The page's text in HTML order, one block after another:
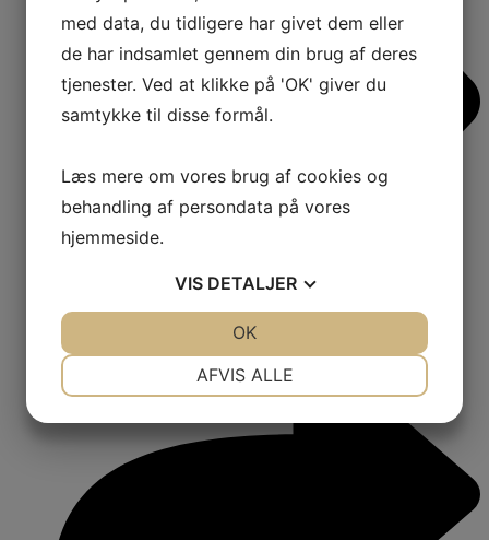
med data, du tidligere har givet dem eller
de har indsamlet gennem din brug af deres
tjenester. Ved at klikke på 'OK' giver du
samtykke til disse formål.
Læs mere om vores brug af cookies og
behandling af persondata på vores
hjemmeside.
VIS DETALJER
MARKETING
AFVIS ALLE
OK